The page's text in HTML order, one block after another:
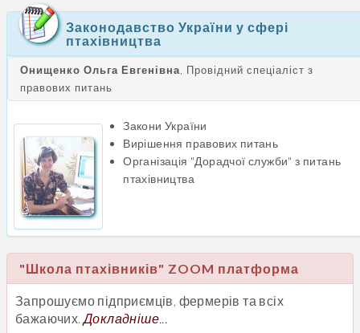
Законодавство України у сфері
птахівництва
Онищенко Ольга Евгенівна , Провідний спеціаліст з
правових питань
Закони України
Вирішення правових питань
Організація "Дорадчої служби" з питань
птахівництва
"Школа птахівників" ZOOM платформа
Запрошуємо підприємців, фермерів та всіх
бажаючих. Докладніше...